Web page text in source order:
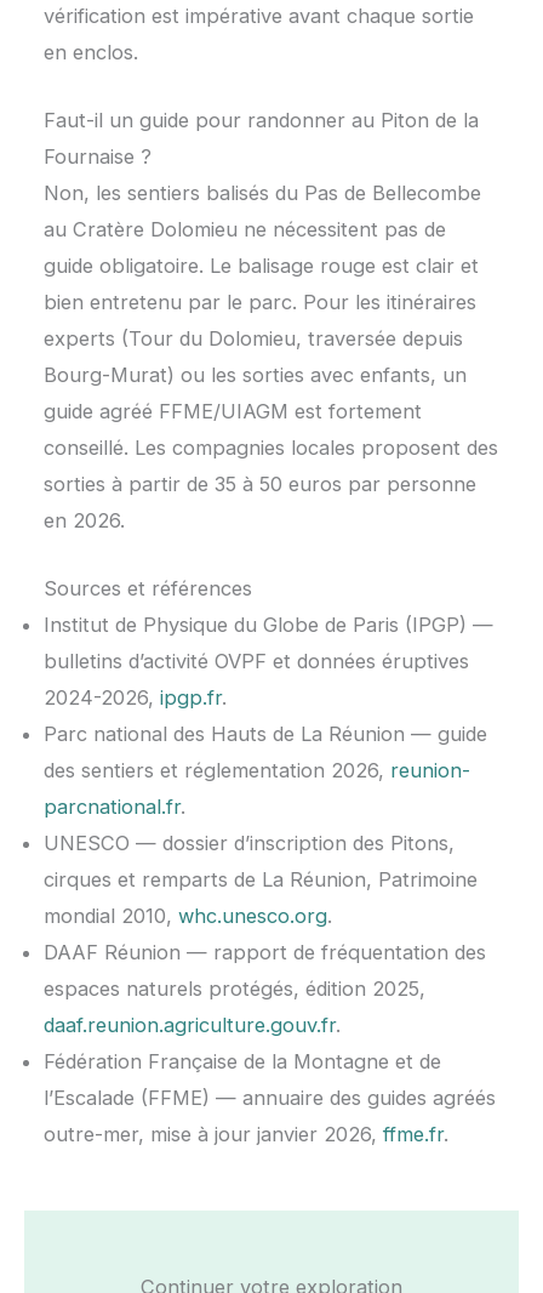
vérification est impérative avant chaque sortie
en enclos.
Faut-il un guide pour randonner au Piton de la
Fournaise ?
Non, les sentiers balisés du Pas de Bellecombe
au Cratère Dolomieu ne nécessitent pas de
guide obligatoire. Le balisage rouge est clair et
bien entretenu par le parc. Pour les itinéraires
experts (Tour du Dolomieu, traversée depuis
Bourg-Murat) ou les sorties avec enfants, un
guide agréé FFME/UIAGM est fortement
conseillé. Les compagnies locales proposent des
sorties à partir de 35 à 50 euros par personne
en 2026.
Sources et références
Institut de Physique du Globe de Paris (IPGP) —
bulletins d’activité OVPF et données éruptives
2024-2026, ipgp.fr.
Parc national des Hauts de La Réunion — guide
des sentiers et réglementation 2026, reunion-
parcnational.fr.
UNESCO — dossier d’inscription des Pitons,
cirques et remparts de La Réunion, Patrimoine
mondial 2010, whc.unesco.org.
DAAF Réunion — rapport de fréquentation des
espaces naturels protégés, édition 2025,
daaf.reunion.agriculture.gouv.fr.
Fédération Française de la Montagne et de
l’Escalade (FFME) — annuaire des guides agréés
outre-mer, mise à jour janvier 2026, ffme.fr.
Continuer votre exploration